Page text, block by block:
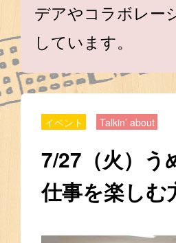
デアやコラボレー
しています。
イベント Talkin’ about
7/27（火）う
仕事を楽しむ